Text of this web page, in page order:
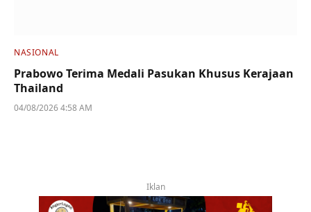
NASIONAL
Prabowo Terima Medali Pasukan Khusus Kerajaan
Thailand
04/08/2026 4:58 AM
Iklan